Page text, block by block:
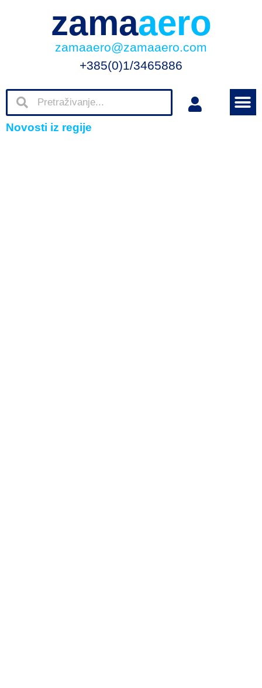
zamaaero
zamaaero@zamaaero.com
+385(0)1/3465886
Novosti iz regije